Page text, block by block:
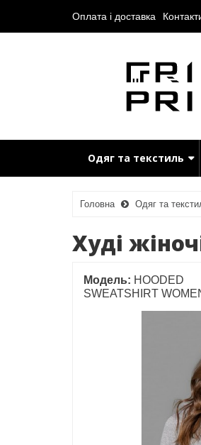
Оплата і доставка
Одяг та текстиль
Головна Одяг та
Худі
Модель: HOODED
SWEATSHIRT